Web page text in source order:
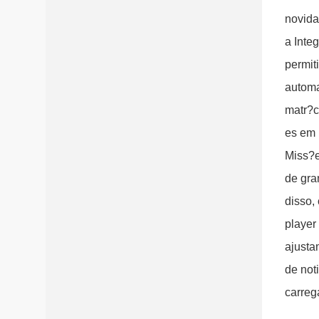
a
es em
de
disso,
player
de